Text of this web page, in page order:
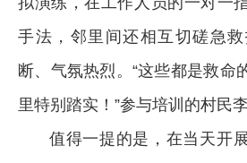
手法，邻里间还相互切磋急
断、气氛热烈。“这些都是救命
里特别踏实！”参与培训的村民
值得一提的是，在当天开